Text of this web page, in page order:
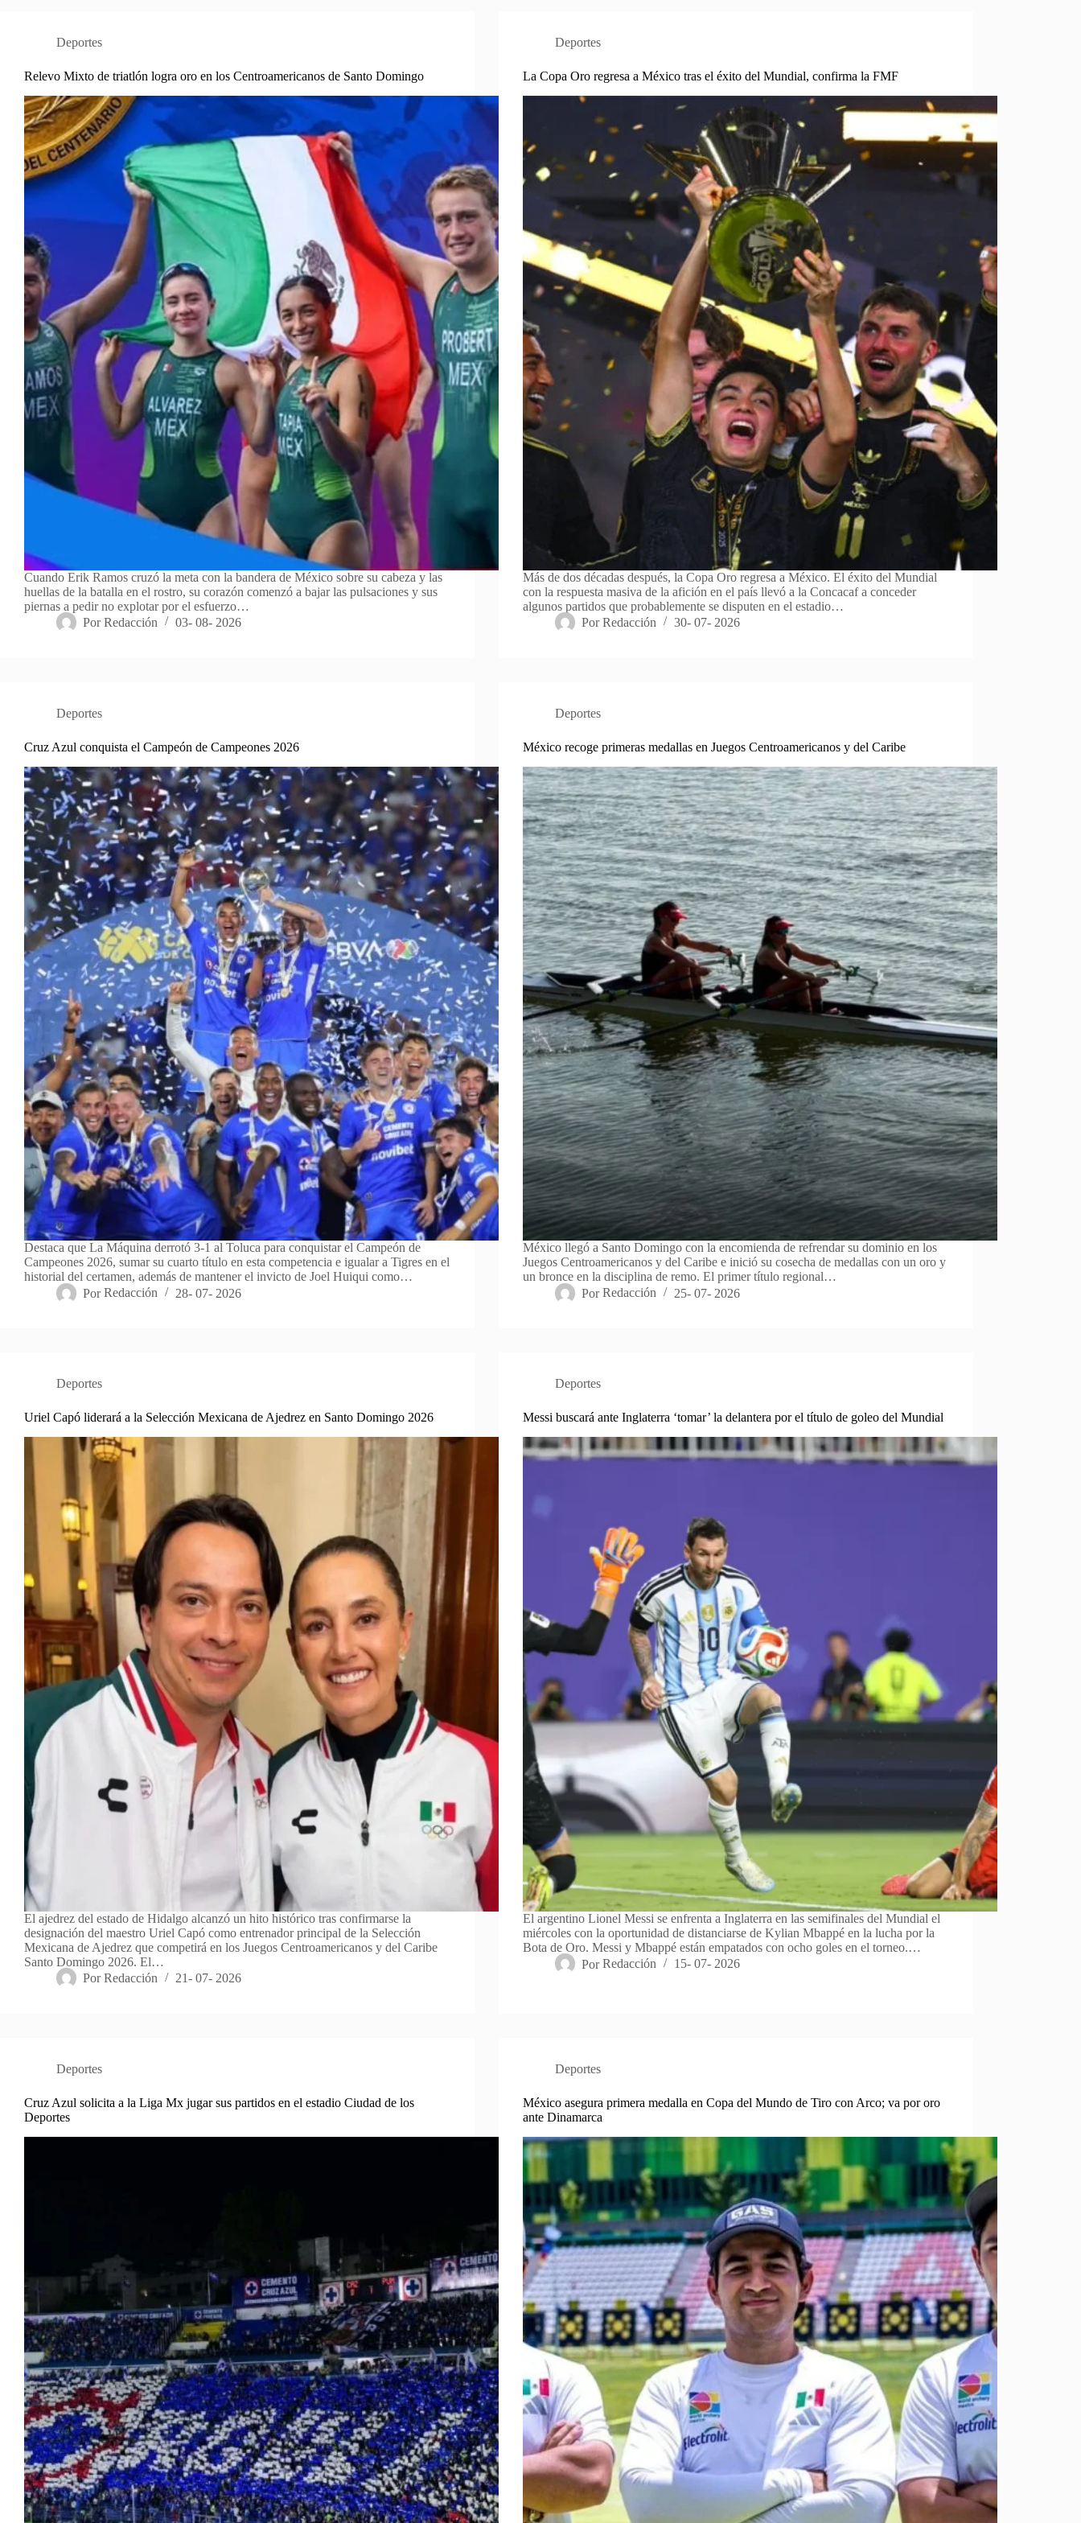
Deportes
Relevo Mixto de triatlón logra oro en los Centroamericanos de Santo Domingo
Cuando Erik Ramos cruzó la meta con la bandera de México sobre su cabeza y las
huellas de la batalla en el rostro, su corazón comenzó a bajar las pulsaciones y sus
piernas a pedir no explotar por el esfuerzo…
Por Redacción 03- 08- 2026
Deportes
La Copa Oro regresa a México tras el éxito del Mundial, confirma la FMF
Más de dos décadas después, la Copa Oro regresa a México. El éxito del Mundial
con la respuesta masiva de la afición en el país llevó a la Concacaf a conceder
algunos partidos que probablemente se disputen en el estadio…
Por Redacción 30- 07- 2026
Deportes
Cruz Azul conquista el Campeón de Campeones 2026
Destaca que La Máquina derrotó 3-1 al Toluca para conquistar el Campeón de
Campeones 2026, sumar su cuarto título en esta competencia e igualar a Tigres en el
historial del certamen, además de mantener el invicto de Joel Huiqui como…
Por Redacción 28- 07- 2026
Deportes
México recoge primeras medallas en Juegos Centroamericanos y del Caribe
México llegó a Santo Domingo con la encomienda de refrendar su dominio en los
Juegos Centroamericanos y del Caribe e inició su cosecha de medallas con un oro y
un bronce en la disciplina de remo. El primer título regional…
Por Redacción 25- 07- 2026
Deportes
Uriel Capó liderará a la Selección Mexicana de Ajedrez en Santo Domingo 2026
El ajedrez del estado de Hidalgo alcanzó un hito histórico tras confirmarse la
designación del maestro Uriel Capó como entrenador principal de la Selección
Mexicana de Ajedrez que competirá en los Juegos Centroamericanos y del Caribe
Santo Domingo 2026. El…
Por Redacción 21- 07- 2026
Deportes
Messi buscará ante Inglaterra ‘tomar’ la delantera por el título de goleo del Mundial
El argentino Lionel Messi se enfrenta a Inglaterra en las semifinales del Mundial el
miércoles con la oportunidad de distanciarse de Kylian Mbappé en la lucha por la
Bota de Oro. Messi y Mbappé están empatados con ocho goles en el torneo.…
Por Redacción 15- 07- 2026
Deportes
Cruz Azul solicita a la Liga Mx jugar sus partidos en el estadio Ciudad de los
Deportes
Deportes
México asegura primera medalla en Copa del Mundo de Tiro con Arco; va por oro
ante Dinamarca